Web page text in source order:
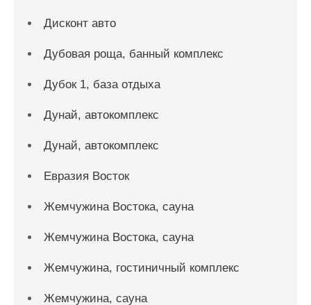
Дисконт авто
Дубовая роща, банный комплекс
Дубок 1, база отдыха
Дунай, автокомплекс
Дунай, автокомплекс
Евразия Восток
Жемчужина Востока, сауна
Жемчужина Востока, сауна
Жемчужина, гостиничный комплекс
Жемчужина, сауна